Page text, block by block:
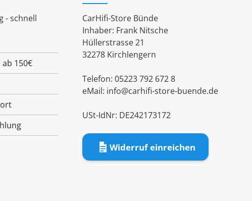
- schnell
150€
CarHifi-Store Bünde
Inhaber: Frank Nitsche
Hüllerstrasse 21
32278 Kirchlengern
Telefon: 05223 792 672 8
eMail: info@carhifi-store-buende.de
USt-IdNr: DE242173172
Widerruf einreichen